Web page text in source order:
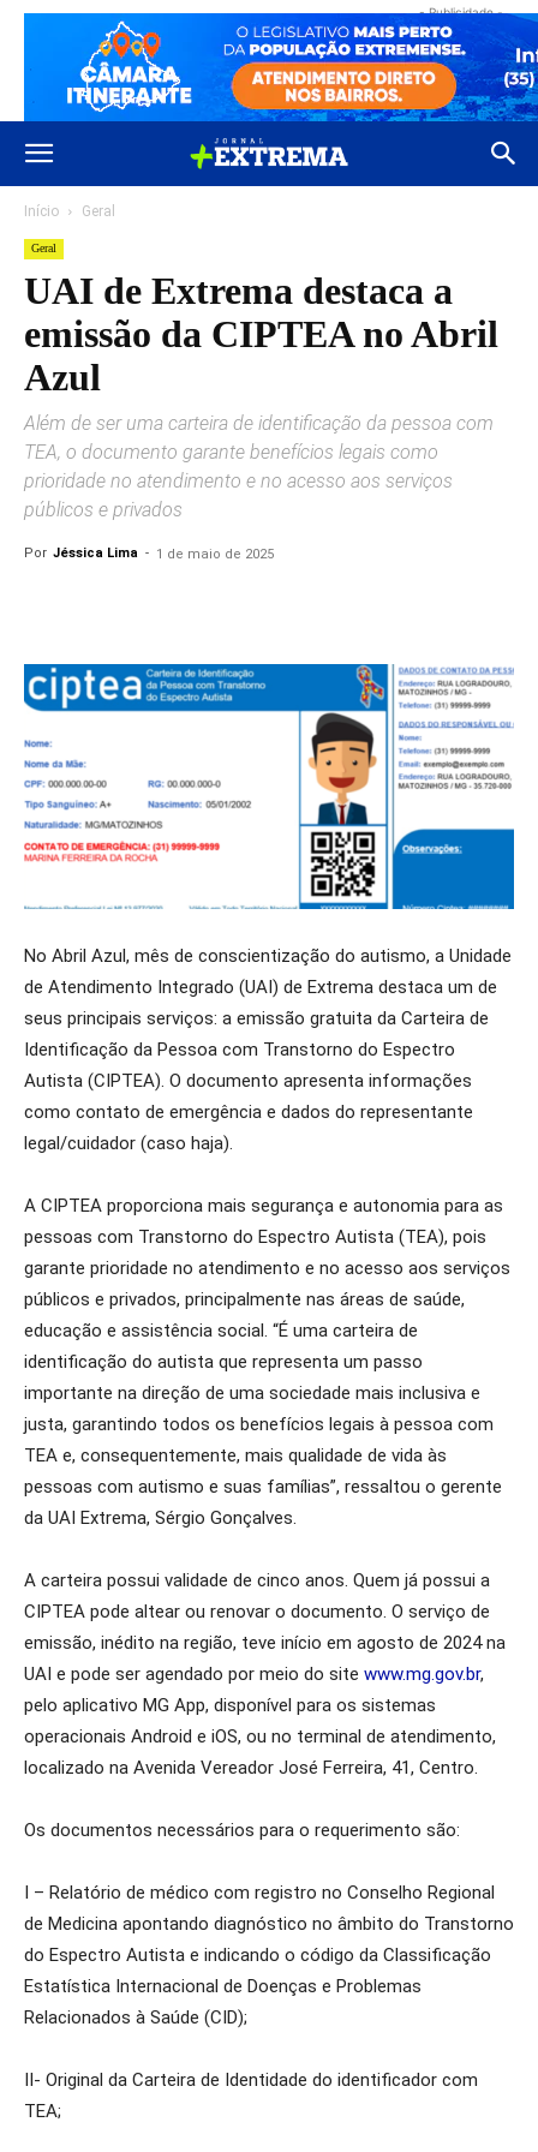
- Publicidade -
Início Geral
Geral
UAI de Extrema destaca a
emissão da CIPTEA no Abril
Azul
Além de ser uma carteira de identificação da pessoa com
TEA, o documento garante benefícios legais como
prioridade no atendimento e no acesso aos serviços
públicos e privados
Por Jéssica Lima - 1 de maio de 2025
No Abril Azul, mês de conscientização do autismo, a Unidade
de Atendimento Integrado (UAI) de Extrema destaca um de
seus principais serviços: a emissão gratuita da Carteira de
Identificação da Pessoa com Transtorno do Espectro
Autista (CIPTEA). O documento apresenta informações
como contato de emergência e dados do representante
legal/cuidador (caso haja).
A CIPTEA proporciona mais segurança e autonomia para as
pessoas com Transtorno do Espectro Autista (TEA), pois
garante prioridade no atendimento e no acesso aos serviços
públicos e privados, principalmente nas áreas de saúde,
educação e assistência social. “É uma carteira de
identificação do autista que representa um passo
importante na direção de uma sociedade mais inclusiva e
justa, garantindo todos os benefícios legais à pessoa com
TEA e, consequentemente, mais qualidade de vida às
pessoas com autismo e suas famílias”, ressaltou o gerente
da UAI Extrema, Sérgio Gonçalves.
A carteira possui validade de cinco anos. Quem já possui a
CIPTEA pode altear ou renovar o documento. O serviço de
emissão, inédito na região, teve início em agosto de 2024 na
UAI e pode ser agendado por meio do site www.mg.gov.br,
pelo aplicativo MG App, disponível para os sistemas
operacionais Android e iOS, ou no terminal de atendimento,
localizado na Avenida Vereador José Ferreira, 41, Centro.
Os documentos necessários para o requerimento são:
I – Relatório de médico com registro no Conselho Regional
de Medicina apontando diagnóstico no âmbito do Transtorno
do Espectro Autista e indicando o código da Classificação
Estatística Internacional de Doenças e Problemas
Relacionados à Saúde (CID);
II- Original da Carteira de Identidade do identificador com
TEA;